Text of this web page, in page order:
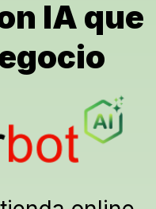
IA que